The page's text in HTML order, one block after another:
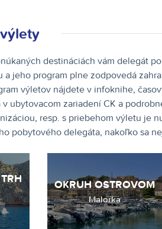
destináciách vám delegát
a jeho program plne zodpovedá
výletov nájdete v infoknihe,
v ubytovacom zariadení CK a
resp. s priebehom výletu je
pobytového delegáta, nakoľko sa
OKRUH OSTROVOM
Malorka